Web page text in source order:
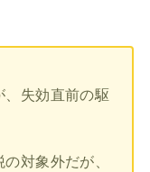
、失効直前の駆
対象外だが、